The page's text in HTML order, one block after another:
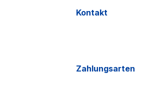
Kontakt
Zahlungsarten